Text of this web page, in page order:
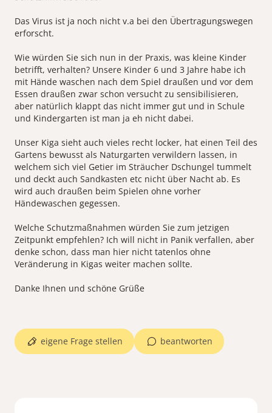
Das Virus ist ja noch nicht v.a bei den Übertragungswegen
erforscht.
Wie würden Sie sich nun in der Praxis, was kleine Kinder
betrifft, verhalten? Unsere Kinder 6 und 3 Jahre habe ich
mit Hände waschen nach dem Spiel draußen und vor dem
Essen draußen zwar schon versucht zu sensibilisieren,
aber natürlich klappt das nicht immer gut und in Schule
und Kindergarten ist man ja eh nicht dabei.
Unser Kiga sieht auch vieles recht locker, hat einen Teil des
Gartens bewusst als Naturgarten verwildern lassen, in
welchem sich viel Getier im Sträucher Dschungel tummelt
und deckt auch Sandkasten etc nicht über Nacht ab. Es
wird auch draußen beim Spielen ohne vorher
Händewaschen gegessen.
Welche Schutzmaßnahmen würden Sie zum jetzigen
Zeitpunkt empfehlen? Ich will nicht in Panik verfallen, aber
denke schon, dass man hier nicht tatenlos ohne
Veränderung in Kigas weiter machen sollte.
Danke Ihnen und schöne Grüße
beantworten
eigene Frage stellen